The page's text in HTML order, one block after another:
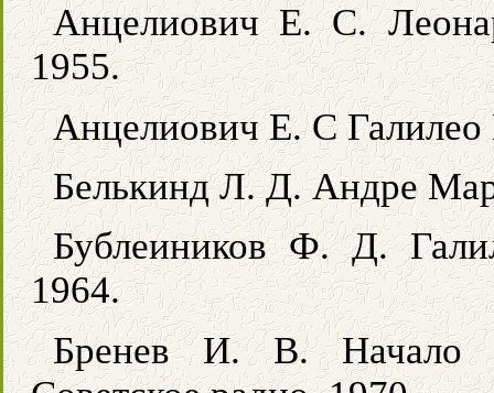
Анцелиович Е. С.
1955.
Анцелиович Е. С
Белькинд Л. Д. Андре
Бублеиников Ф. Д.
1964.
Бренев И. В. Начало